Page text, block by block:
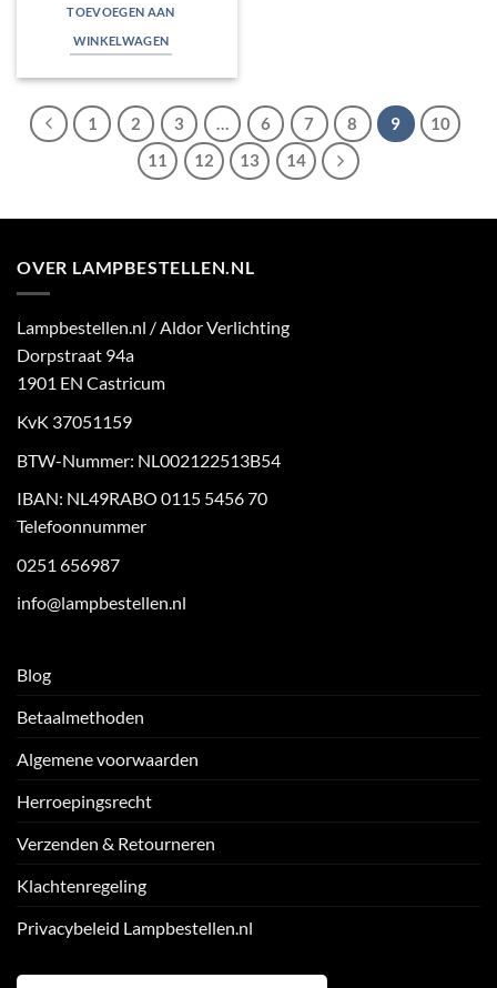
TOEVOEGEN AAN
WINKELWAGEN
1 2 3 6 7 8 9
10
11
12 13 14
OVER LAMPBESTELLEN.NL
Lampbestellen.nl / Aldor Verlichting
Dorpstraat 94a
1901 EN Castricum
KvK 37051159
BTW-Nummer: NL002122513B54
IBAN: NL49RABO 0115 5456 70
Telefoonnummer
0251 656987
info@lampbestellen.nl
Blog
Betaalmethoden
Algemene voorwaarden
Herroepingsrecht
Verzenden & Retourneren
Klachtenregeling
Privacybeleid Lampbestellen.nl